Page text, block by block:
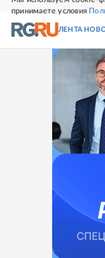
принимаете условия
СВЕЖИЙ НОМЕР
ЛЕНТА